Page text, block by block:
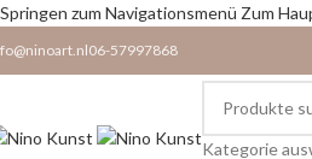
Springen zum Navigationsmenü Zum
06-57997868
Kategorie